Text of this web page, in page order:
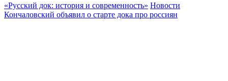
«Русский док: история и современность» Новости
Кончаловский объявил о старте дока про россиян